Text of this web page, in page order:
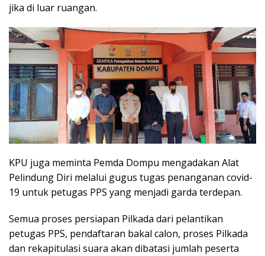
jika di luar ruangan.
KPU juga meminta Pemda Dompu mengadakan Alat
Pelindung Diri melalui gugus tugas penanganan covid-
19 untuk petugas PPS yang menjadi garda terdepan.
Semua proses persiapan Pilkada dari pelantikan
petugas PPS, pendaftaran bakal calon, proses Pilkada
dan rekapitulasi suara akan dibatasi jumlah peserta